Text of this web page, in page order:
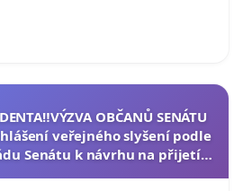
OBČANŮ SENÁTU
veřejného slyšení podle
Senátu k návrhu na přijetí